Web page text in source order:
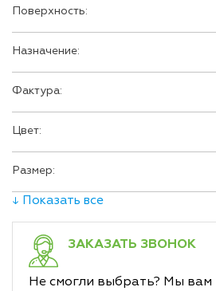
Поверхность:
Назначение:
Фактура:
Цвет:
Размер:
↓ Показать все
ЗАКАЗАТЬ ЗВОНОК
Не смогли выбрать? Мы вам